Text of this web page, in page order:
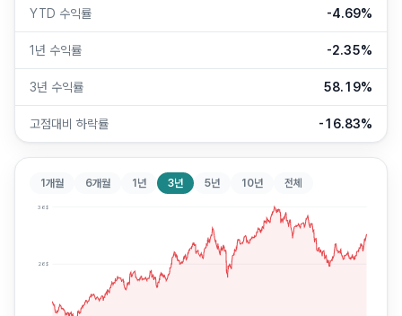
YTD 수익률 -4.69%
1년 수익률 -2.35%
3년 수익률 58.19%
고점대비 하락률 -16.83%
1개월 6개월 1년 3년 5년 10년 전체
36$
26$